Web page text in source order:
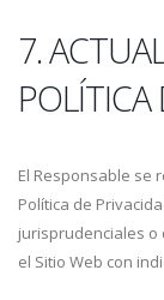
7.
POLÍTICA
El Responsable se
Política de
jurisprudenciales o
el Sitio Web con